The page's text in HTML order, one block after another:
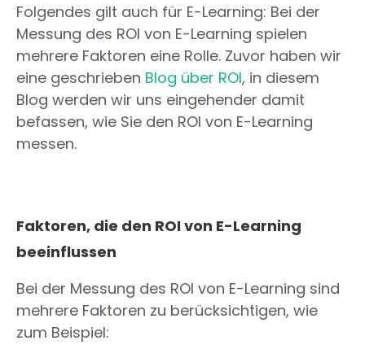
Folgendes gilt auch für E-Learning: Bei der
Messung des ROI von E-Learning spielen
mehrere Faktoren eine Rolle. Zuvor haben wir
eine geschrieben Blog über ROI, in diesem
Blog werden wir uns eingehender damit
befassen, wie Sie den ROI von E-Learning
messen.
Faktoren, die den ROI von E-Learning
beeinflussen
Bei der Messung des ROI von E-Learning sind
mehrere Faktoren zu berücksichtigen, wie
zum Beispiel: